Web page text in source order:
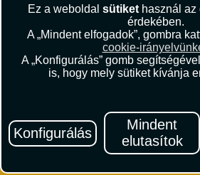
Ez a weboldal sütikethasznál az
érdekében.
A „Mindent elfogadok”, gombra
cookie-
A „Konfigurálás” gomb
is, hogy mely sütiket kívánja
Konfigurálás
Mindent
elutasítok
Utazási Csomag Szerződési Feltételek
Útlemondás-biztosítás Szerződési
Utasbiztosítás Szerződési Feltételek
Repülőjegy Szerződési Feltételek
Adatvédelem
Hírlevél
Iratkozzon fel Magyarország egyik